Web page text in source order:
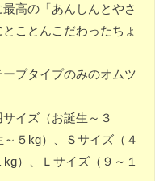
高の「あんしんとやさ
ことんこだわったちょ
プタイプのみのオムツ
イズ（お誕生～３
５kg）、Ｓサイズ（４
）、Ｌサイズ（９～１